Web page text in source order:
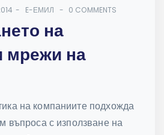
E-ЕМИЛ 0 COMMENTS
на
мрежи на
на компаниите подхожда
въпроса с използване на